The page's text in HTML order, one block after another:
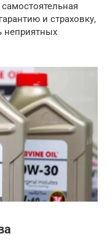
и страховку,
неприятных